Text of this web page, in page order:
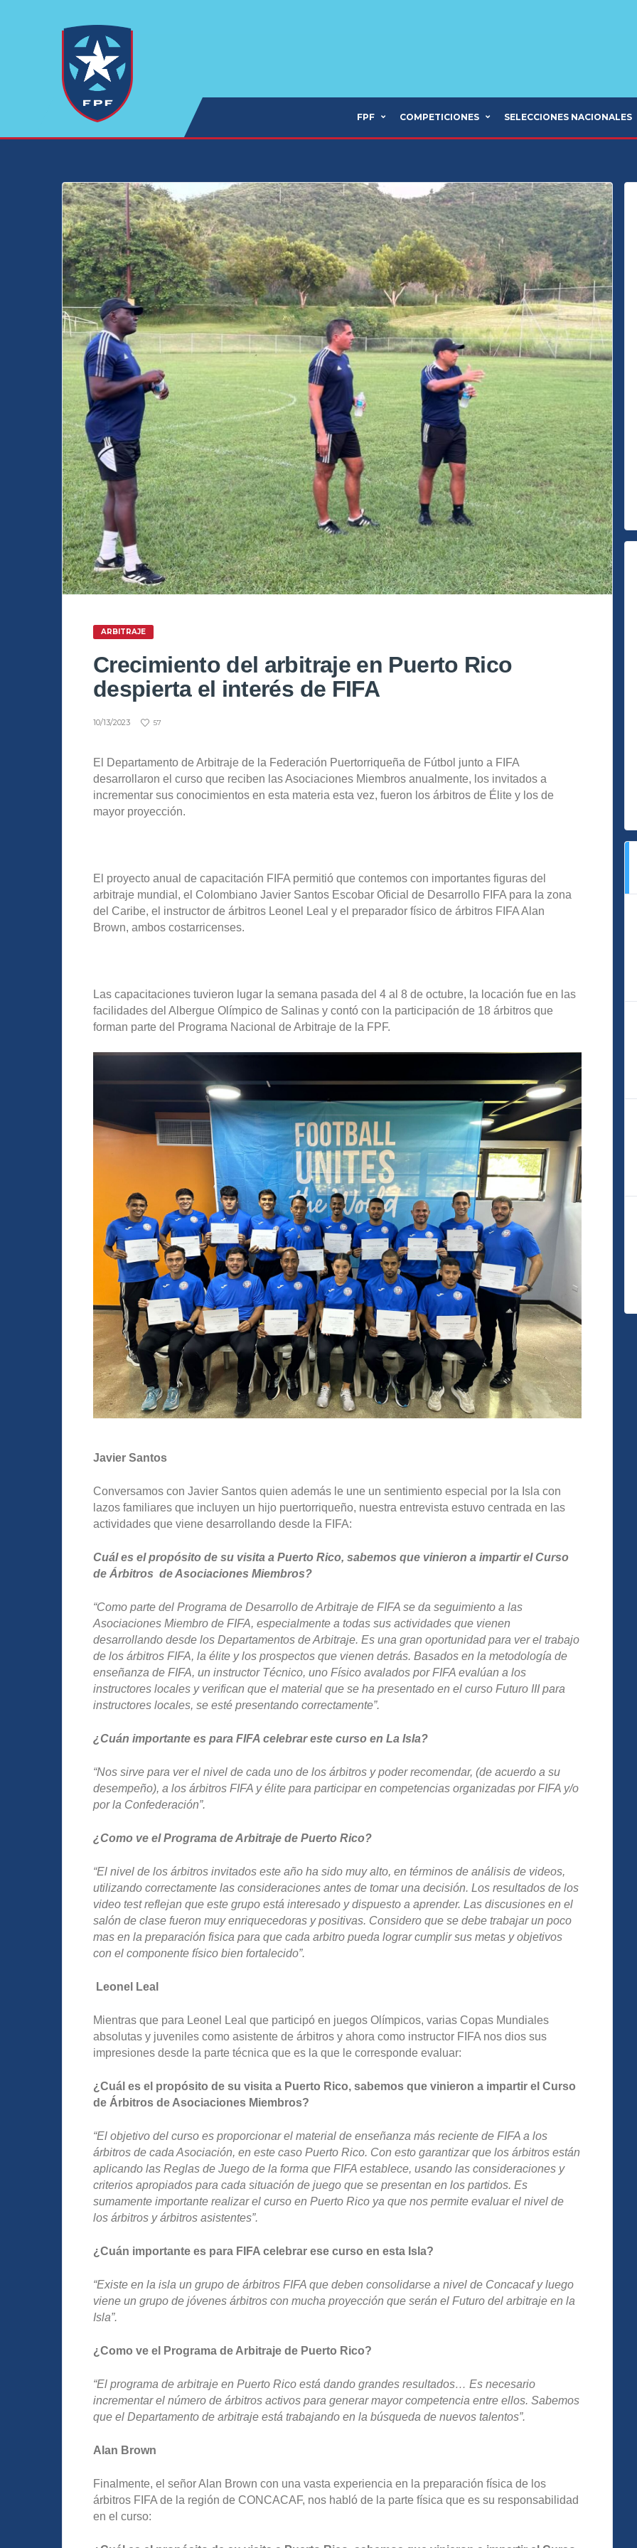
FPF COMPETICIONES SELECCIONES NACIONALES
ARBITRAJE
Crecimiento del arbitraje en Puerto Rico
despierta el interés de FIFA
10/13/2023 57
El Departamento de Arbitraje de la Federación Puertorriqueña de Fútbol junto a FIFA
desarrollaron el curso que reciben las Asociaciones Miembros anualmente, los invitados a
incrementar sus conocimientos en esta materia esta vez, fueron los árbitros de Élite y los de
mayor proyección.
El proyecto anual de capacitación FIFA permitió que contemos con importantes figuras del
arbitraje mundial, el Colombiano Javier Santos Escobar Oficial de Desarrollo FIFA para la zona
del Caribe, el instructor de árbitros Leonel Leal y el preparador físico de árbitros FIFA Alan
Brown, ambos costarricenses.
Las capacitaciones tuvieron lugar la semana pasada del 4 al 8 de octubre, la locación fue en las
facilidades del Albergue Olímpico de Salinas y contó con la participación de 18 árbitros que
forman parte del Programa Nacional de Arbitraje de la FPF.
Javier Santos
Conversamos con Javier Santos quien además le une un sentimiento especial por la Isla con
lazos familiares que incluyen un hijo puertorriqueño, nuestra entrevista estuvo centrada en las
actividades que viene desarrollando desde la FIFA:
Cuál es el propósito de su visita a Puerto Rico, sabemos que vinieron a impartir el Curso
de Árbitros de Asociaciones Miembros?
“Como parte del Programa de Desarrollo de Arbitraje de FIFA se da seguimiento a las
Asociaciones Miembro de FIFA, especialmente a todas sus actividades que vienen
desarrollando desde los Departamentos de Arbitraje. Es una gran oportunidad para ver el trabajo
de los árbitros FIFA, la élite y los prospectos que vienen detrás. Basados en la metodología de
enseñanza de FIFA, un instructor Técnico, uno Físico avalados por FIFA evalúan a los
instructores locales y verifican que el material que se ha presentado en el curso Futuro III para
instructores locales, se esté presentando correctamente”.
¿Cuán importante es para FIFA celebrar este curso en La Isla?
“Nos sirve para ver el nivel de cada uno de los árbitros y poder recomendar, (de acuerdo a su
desempeño), a los árbitros FIFA y élite para participar en competencias organizadas por FIFA y/o
por la Confederación”.
¿Como ve el Programa de Arbitraje de Puerto Rico?
“El nivel de los árbitros invitados este año ha sido muy alto, en términos de análisis de videos,
utilizando correctamente las consideraciones antes de tomar una decisión. Los resultados de los
video test reflejan que este grupo está interesado y dispuesto a aprender. Las discusiones en el
salón de clase fueron muy enriquecedoras y positivas. Considero que se debe trabajar un poco
mas en la preparación fisica para que cada arbitro pueda lograr cumplir sus metas y objetivos
con el componente físico bien fortalecido”.
Leonel Leal
Mientras que para Leonel Leal que participó en juegos Olímpicos, varias Copas Mundiales
absolutas y juveniles como asistente de árbitros y ahora como instructor FIFA nos dios sus
impresiones desde la parte técnica que es la que le corresponde evaluar:
¿Cuál es el propósito de su visita a Puerto Rico, sabemos que vinieron a impartir el Curso
de Árbitros de Asociaciones Miembros?
“El objetivo del curso es proporcionar el material de enseñanza más reciente de FIFA a los
árbitros de cada Asociación, en este caso Puerto Rico. Con esto garantizar que los árbitros están
aplicando las Reglas de Juego de la forma que FIFA establece, usando las consideraciones y
criterios apropiados para cada situación de juego que se presentan en los partidos. Es
sumamente importante realizar el curso en Puerto Rico ya que nos permite evaluar el nivel de
los árbitros y árbitros asistentes”.
¿Cuán importante es para FIFA celebrar ese curso en esta Isla?
“Existe en la isla un grupo de árbitros FIFA que deben consolidarse a nivel de Concacaf y luego
viene un grupo de jóvenes árbitros con mucha proyección que serán el Futuro del arbitraje en la
Isla”.
¿Como ve el Programa de Arbitraje de Puerto Rico?
“El programa de arbitraje en Puerto Rico está dando grandes resultados… Es necesario
incrementar el número de árbitros activos para generar mayor competencia entre ellos. Sabemos
que el Departamento de arbitraje está trabajando en la búsqueda de nuevos talentos”.
Alan Brown
Finalmente, el señor Alan Brown con una vasta experiencia en la preparación física de los
árbitros FIFA de la región de CONCACAF, nos habló de la parte física que es su responsabilidad
en el curso: